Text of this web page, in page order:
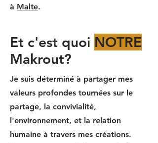
à Malte.
Et c'est quoi NOTRE
Makrout?
Je suis déterminé à partager mes
valeurs profondes tournées sur le
partage, la convivialité,
l'environnement, et la relation
humaine à travers mes créations.